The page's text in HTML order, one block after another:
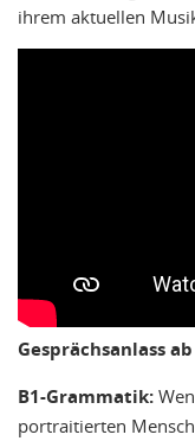
ihrem aktuellen
Gesprächsanlass
B1-Grammatik:
portraitierten